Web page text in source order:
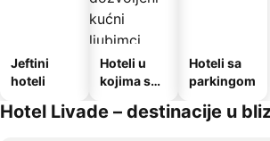
Jeftini
hoteli
Hoteli u
kojima su
kućni
Hoteli sa
parkingom
Hotel Livade – destinacije u